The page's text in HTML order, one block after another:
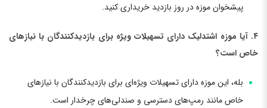
پیشخوان موزه در روز بازدید خریداری کنید.
۴. آیا موزه اشتدلیک دارای تسهیلات ویژه برای بازدیدکنندگان با نیازهای
خاص است؟
بله، این موزه دارای تسهیلات ویژه‌ای برای بازدیدکنندگان با نیازهای
خاص مانند رمپ‌های دسترسی و صندلی‌های چرخدار است.